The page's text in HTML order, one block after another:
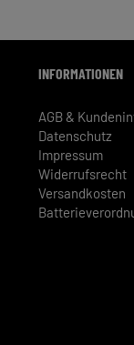
INFORMATIONEN
AGB &
Datenschutz
Impressum
Widerrufsrecht
Versandkosten